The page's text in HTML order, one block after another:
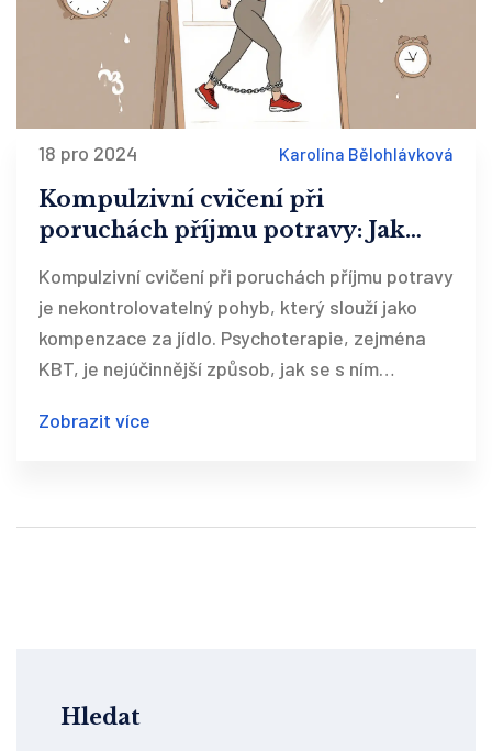
18 pro 2024 Karolína Bělohlávková
Kompulzivní cvičení při
poruchách příjmu potravy: Jak
nekontrolovatelný pohyb
Kompulzivní cvičení při poruchách příjmu potravy
je nekontrolovatelný pohyb, který slouží jako
kompenzace za jídlo. Psychoterapie, zejména
KBT, je nejúčinnější způsob, jak se s ním
nejde zvládnout sama.
Zobrazit více
Hledat